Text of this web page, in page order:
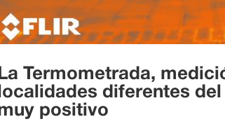
La Termometrada,
localidades diferentes
positivo